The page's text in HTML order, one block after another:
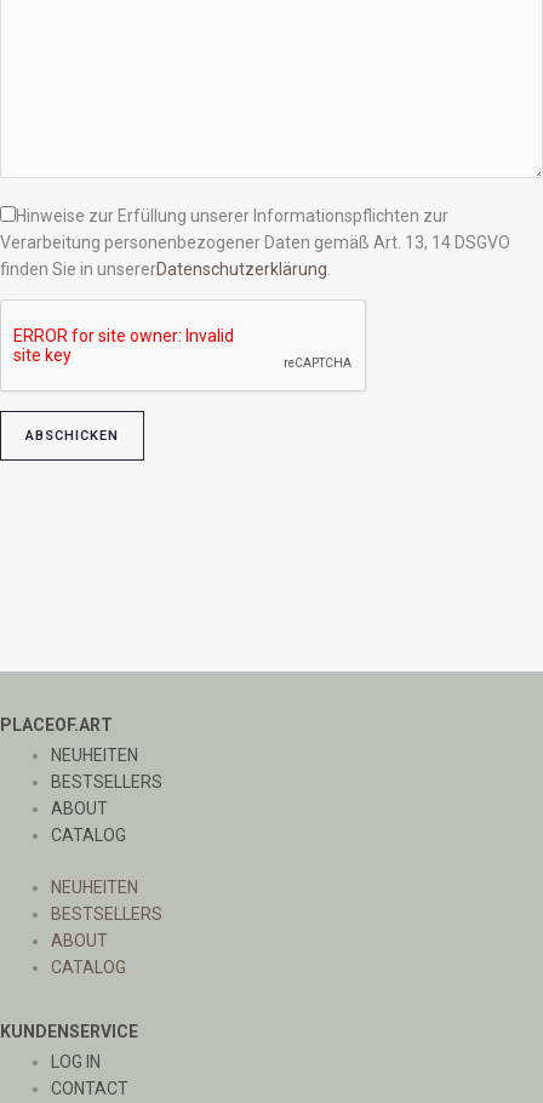
Hinweise zur Erfüllung unserer Informationspflichten zur
Verarbeitung personenbezogener Daten gemäß Art. 13, 14 DSGVO
finden Sie in unsererDatenschutzerklärung
Bitte lasse dieses Feld leer.
PLACEOF.ART
NEUHEITEN
BESTSELLERS
ABOUT
CATALOG
NEUHEITEN
BESTSELLERS
ABOUT
CATALOG
KUNDENSERVICE
LOG IN
CONTACT